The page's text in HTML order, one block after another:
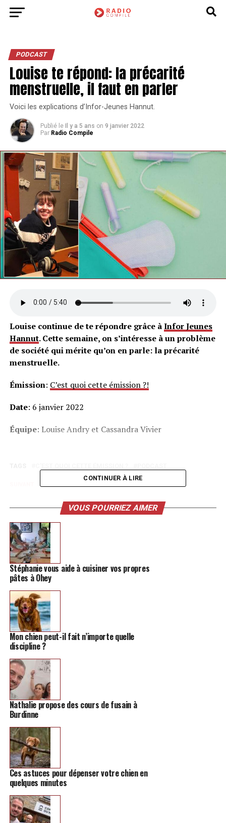
PODCAST
Louise te répond: la précarité
menstruelle, il faut en parler
Voici les explications d’Infor-Jeunes Hannut.
Publié le Il y a 5 ans on 9 janvier 2022
Par Radio Compile
Louise continue de te répondre grâce àInfor Jeunes
Hannut. Cette semaine, on s’intéresse à un problème
de société qui mérite qu’on en parle: la précarité
menstruelle.
Émission: C’est quoi cette émission ?!
Date: 6 janvier 2022
Équipe: Louise Andry et Cassandra Vivier
chavirer
NE MANQUEZ PAS
Hôtel, restaurants, activités: quelques idées locales
pour le nouvel an
CONTINUER À LIRE
VOUS POURRIEZ AIMER
Stéphanie vous aide à cuisiner vos propres
pâtes à Ohey
Mon chien peut-il fait n’importe quelle
discipline ?
Nathalie propose des cours de fusain à
Burdinne
Ces astuces pour dépenser votre chien en
quelques minutes